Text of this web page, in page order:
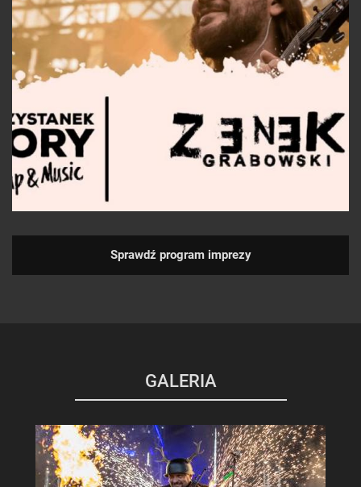
Sprawdź program imprezy
GALERIA